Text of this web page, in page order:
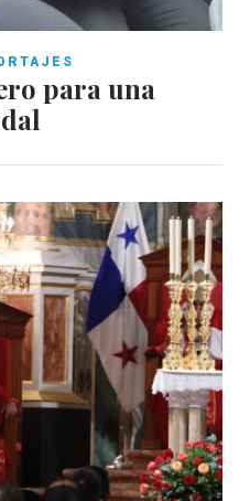
para una